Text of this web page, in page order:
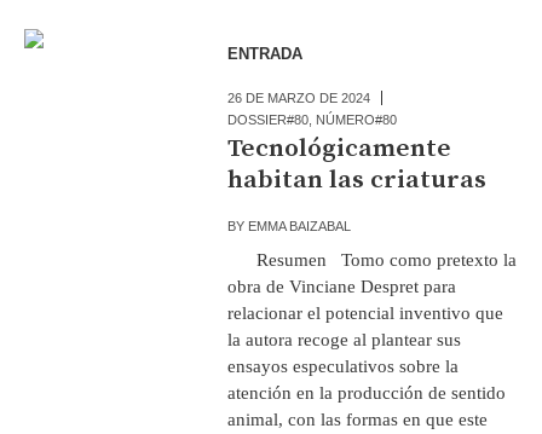
ENTRADA
26 DE MARZO DE 2024
DOSSIER#80 NÚMERO#80
Tecnológicamente
habitan las criaturas
BY EMMA BAIZABAL
Resumen Tomo como pretexto la
obra de Vinciane Despret para
relacionar el potencial inventivo que
la autora recoge al plantear sus
ensayos especulativos sobre la
atención en la producción de sentido
animal, con las formas en que este